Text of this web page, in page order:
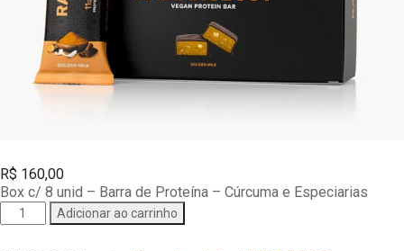
R$ 160,00
Box c/ 8 unid – Barra de Proteína – Cúrcuma e Especiarias
Radiance
Joy
Adicionar ao carrinho